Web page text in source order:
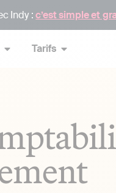
Indy :c’est simple et
Tarifs